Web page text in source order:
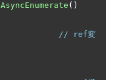
AsyncEnumerate ()
// ref変